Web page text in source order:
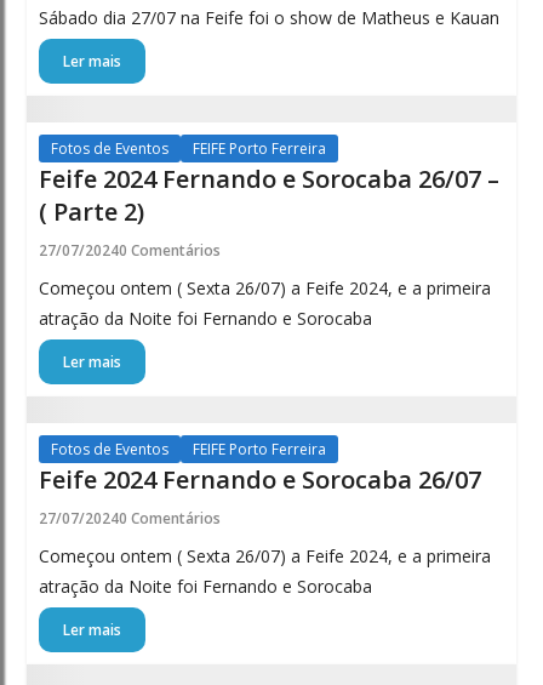
Sábado dia 27/07 na Feife foi o show de Matheus e Kauan
Ler mais
Fotos de Eventos FEIFE Porto Ferreira
Feife 2024 Fernando e Sorocaba 26/07 –
( Parte 2)
27/07/20240 Comentários
Começou ontem ( Sexta 26/07) a Feife 2024, e a primeira
atração da Noite foi Fernando e Sorocaba
Ler mais
Fotos de Eventos FEIFE Porto Ferreira
Feife 2024 Fernando e Sorocaba 26/07
27/07/20240 Comentários
Começou ontem ( Sexta 26/07) a Feife 2024, e a primeira
atração da Noite foi Fernando e Sorocaba
Ler mais